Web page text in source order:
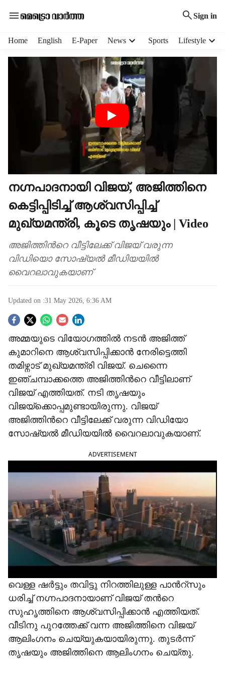
Sign in
Home English E-Paper News Sports Lifestyle
നഗ്നപാദനായി വിജയ്, അജിത്തിനെ
കെട്ടിപ്പിടിച്ച് ആശ്വസിപ്പിച്ച്
മുഖ്യമന്ത്രി, കൂടെ തൃഷയും | Video
അജിത്തിന്‍റെ വീട്ടിലേക്ക് വിജയ് വരുന്ന
വിഡിയൊ സോഷ്യൽ മീഡിയയിൽ
വൈറലാവുകയാണ്
Updated on :31 May 2026, 6:36 AM
S
o
c
i
a
l
h
a
r
e
അമ്മയുടെ വിയോഗത്തിൽ നടൻ അജിത്ത്
കുമാറിനെ ആശ്വസിപ്പിക്കാൻ നേരിട്ടെത്തി
തമിഴ്നാട് മുഖ്യമന്ത്രി വിജയ്. ചെന്നൈ
ഇഞ്ചമ്പാക്കത്തെ അജിത്തിന്‍റെ വീട്ടിലാണ്
വിജയ് എത്തിയത്. നടി തൃഷയും
വിജയ്ക്കൊപ്പമുണ്ടായിരുന്നു. വിജയ്
അജിത്തിന്‍റെ വീട്ടിലേക്ക് വരുന്ന വിഡിയോ
സോഷ്യൽ മീഡിയയിൽ വൈറലാവുകയാണ്.
ADVERTISEMENT
വെള്ള ഷർട്ടും തവിട്ടു നിറത്തിലുള്ള പാന്‍റ്സും
ധരിച്ച് നഗ്നപാദനായാണ് വിജയ് തന്‍റെ
സുഹൃത്തിനെ ആശ്വസിപ്പിക്കാൻ എത്തിയത്.
വീടിനു പുറത്തേക്ക് വന്ന അജിത്തിനെ വിജയ്
ആലിംഗനം ചെയ്യുകയായിരുന്നു. തുടർന്ന്
തൃഷയും അജിത്തിനെ ആലിംഗനം ചെയ്തു.